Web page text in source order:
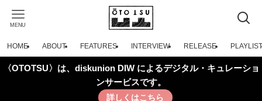
MENU
HOME ABOUT FEATURES INTERVIEW RELEASE PLAYLIST
〈OTOTSU〉は、diskunion DIW によるデジタル・キュレーショ
ンサービスです。
詳しくはこちら